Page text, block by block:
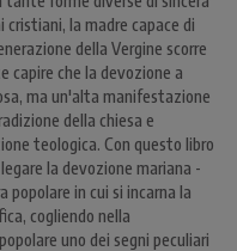
la madre capace di
della Vergine scorre
capire che la devozione a
ma un'alta manifestazione
della chiesa e
teologica. Con questo libro
la devozione mariana -
popolare in cui si incarna la
cogliendo nella
uno dei segni peculiari